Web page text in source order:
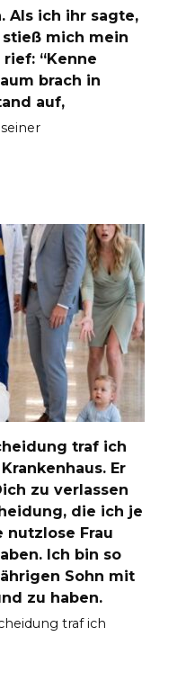
Als ich ihr sagte,
mich mein
“Kenne
brach in
auf,
traf ich
Er
zu verlassen
die ich je
nutzlose Frau
Ich bin so
Sohn mit
zu haben.
traf ich